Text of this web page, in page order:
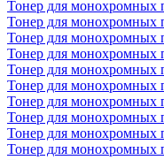
Тонер для монохромных
Тонер для монохромных
Тонер для монохромных
Тонер для монохромных
Тонер для монохромных
Тонер для монохромных
Тонер для монохромных
Тонер для монохромных
Тонер для монохромных
Тонер для монохромных